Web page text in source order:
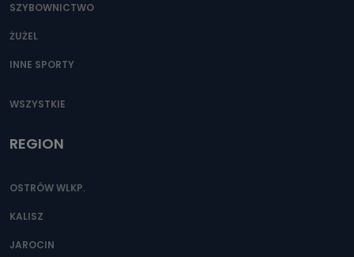
SZYBOWNICTWO
ŻUŻEL
INNE SPORTY
WSZYSTKIE
REGION
OSTRÓW WLKP.
KALISZ
JAROCIN